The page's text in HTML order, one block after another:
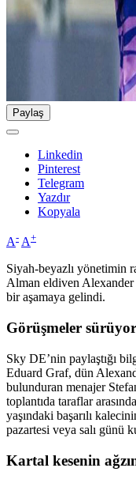
Paylaş
Linkedin
Pinterest
Telegram
Yazdır
Kopyala
A- A+
Siyah-beyazlı yönetimin
Alman eldiven
bir aşamaya gelindi.
Görüşmeler
Sky DE’nin paylaştığı
Eduard Graf, dün
bulunduran menajer
toplantıda taraflar
yaşındaki başarılı
pazartesi veya salı günü
Kartal kesenin